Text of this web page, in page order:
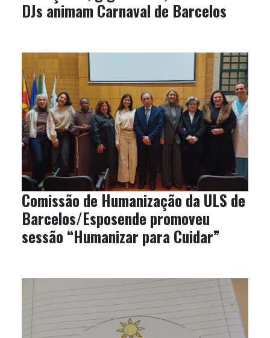
DJs animam Carnaval de Barcelos
Comissão de Humanização da ULS de
Barcelos/Esposende promoveu
sessão “Humanizar para Cuidar”